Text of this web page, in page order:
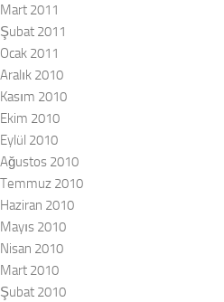
Mart 2011
Şubat 2011
Ocak 2011
Aralık 2010
Kasım 2010
Ekim 2010
Eylül 2010
Ağustos 2010
Temmuz 2010
Haziran 2010
Mayıs 2010
Nisan 2010
Mart 2010
Şubat 2010